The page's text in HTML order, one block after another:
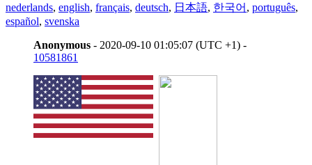
nederlands, english, français, deutsch, 日本語, 한국어 , português,
español, svenska
Anonymous - 2020-09-10 01:05:07 (UTC +1) -
10581861